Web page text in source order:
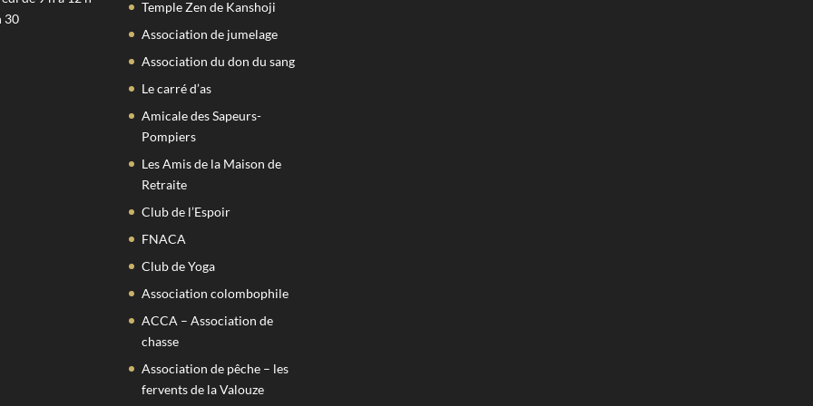
30
Temple Zen de Kanshoji
Association de jumelage
Association du don du sang
Le carré d’as
Amicale des Sapeurs-
Pompiers
Les Amis de la Maison de
Retraite
Club de l’Espoir
FNACA
Club de Yoga
Association colombophile
ACCA – Association de
chasse
Association de pêche – les
fervents de la Valouze